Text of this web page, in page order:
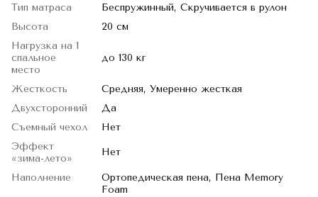
Тип матраса
Беспружинный, Скручивается в рулон
Высота
20 см
Нагрузка на 1
спальное
место
до 130 кг
Жесткость
Средняя, Умеренно жесткая
Двухсторонний
Да
Съемный чехол
Нет
Эффект
«зима-лето»
Нет
Наполнение
Ортопедическая пена, Пена Memory
Foam